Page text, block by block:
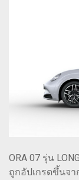
ORA 07 รุ่น
ถูกอัปเกรดขึ้นจา